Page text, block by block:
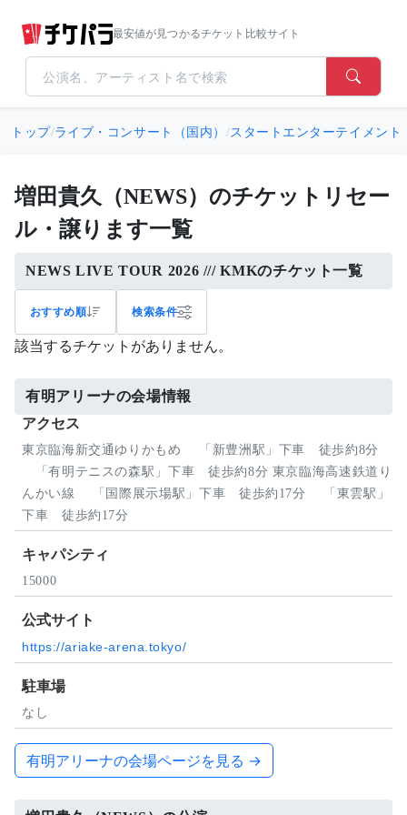
最安値が見つかるチケット比較サイト
トップ/ライブ・コンサート（国内） /スタートエンターテイメン
増田貴久（NEWS）のチケットリセー
ル・譲ります一覧
NEWS LIVE TOUR 2026 /// KMKのチケット一覧
おすすめ順 検索条件
該当するチケットがありません。
有明アリーナの会場情報
アクセス
東京臨海新交通ゆりかもめ 「新豊洲駅」下車 徒歩約8分
「有明テニスの森駅」下車 徒歩約8分 東京臨海高速鉄道り
んかい線 「国際展示場駅」下車 徒歩約17分 「東雲駅」
下車 徒歩約17分
キャパシティ
15000
公式サイト
https://ariake-arena.tokyo/
駐車場
なし
有明アリーナの会場ページを見る →